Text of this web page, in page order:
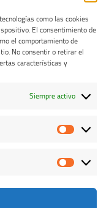
como las cookies
El consentimiento de
el comportamiento de
No consentir o retirar el
características y
Siempre activo